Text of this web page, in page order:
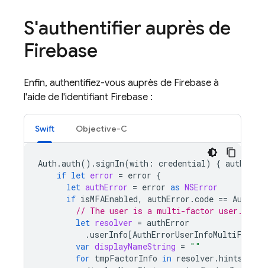
S'authentifier auprès de
Firebase
Enfin, authentifiez-vous auprès de Firebase à
l'aide de l'identifiant Firebase :
Swift Objective-C
Auth .auth(). signIn(with : credential) {
if let error = error {
let authError = error as NSError
if isMFAEnabled, authError .code ==
// The user is a multi-factor user.
let resolver = authError
.userInfo[
var displayNameString = ""
for tmpFactorInfo in resolver .hints